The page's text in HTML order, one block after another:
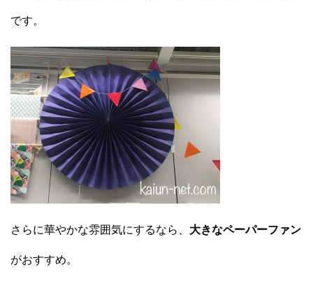
です。
さらに華やかな雰囲気にするなら、 大きなペーパーファン
がおすすめ。